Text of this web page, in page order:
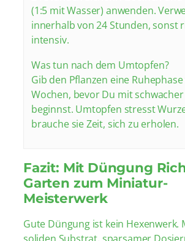
(1:5 mit Wasser) anwenden.
innerhalb von 24 Stunden, sonst
intensiv.
Was tun nach dem Umtopfen?
Gib den Pflanzen eine
Wochen, bevor Du mit
beginnst. Umtopfen stresst
brauche sie Zeit, sich zu erholen.
Fazit: Mit Düngung
Garten zum Miniatur-
Meisterwerk
Gute Düngung ist kein Hexenwerk.